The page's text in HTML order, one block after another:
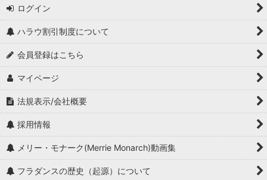
ログイン
ハラウ割引制度について
会員登録はこちら
マイページ
法規表示/会社概要
採用情報
メリー・モナーク(Merrie Monarch)動画集
フラダンスの歴史（起源）について